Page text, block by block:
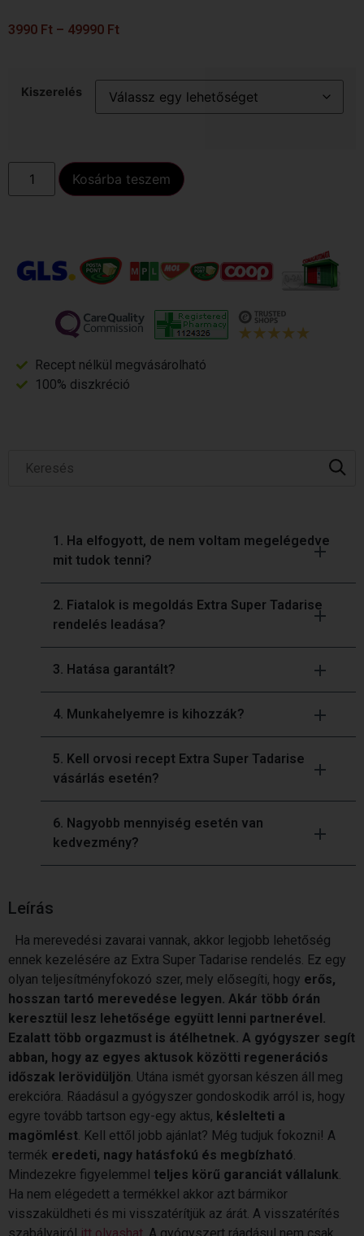
3990 Ft – 49990 Ft
Kiszerelés
Kosárba teszem
Recept nélkül megvásárolható
100% diszkréció
1. Ha elfogyott, de nem voltam megelégedve
mit tudok tenni?
2. Fiatalok is megoldás Extra Super Tadarise
rendelés leadása?
3. Hatása garantált?
4. Munkahelyemre is kihozzák?
5. Kell orvosi recept Extra Super Tadarise
vásárlás esetén?
6. Nagyobb mennyiség esetén van
kedvezmény?
Leírás
Ha merevedési zavarai vannak, akkor legjobb lehetőség
ennek kezelésére az Extra Super Tadarise rendelés. Ez egy
olyan teljesítményfokozó szer, mely elősegíti, hogy erős,
hosszan tartó merevedése legyen. Akár több órán
keresztül lesz lehetősége együtt lenni partnerével.
Ezalatt több orgazmust is átélhetnek. A gyógyszer segít
abban, hogy az egyes aktusok közötti regenerációs
időszak lerövidüljön. Utána ismét gyorsan készen áll meg
erekcióra. Ráadásul a gyógyszer gondoskodik arról is, hogy
egyre tovább tartson egy-egy aktus, késlelteti a
magömlést. Kell ettől jobb ajánlat? Még tudjuk fokozni! A
termék eredeti, nagy hatásfokú és megbízható.
Mindezekre figyelemmel teljes körű garanciát vállalunk.
Ha nem elégedett a termékkel akkor azt bármikor
visszaküldheti és mi visszatérítjük az árát. A visszatérítés